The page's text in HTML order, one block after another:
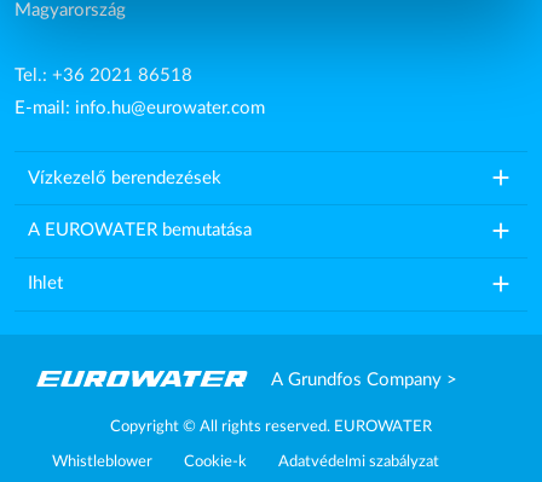
Magyarország
Tel.: +36 2021 86518
E-mail: info.hu@eurowater.com
Vízkezelő berendezések add
A EUROWATER bemutatása add
Ihlet add
A Grundfos Company >
Copyright © All rights reserved. EUROWATER
Whistleblower Cookie-k Adatvédelmi szabályzat